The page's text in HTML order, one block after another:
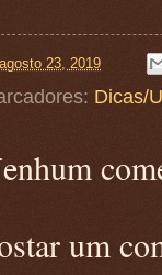
agosto 23, 2019
Dicas/
um